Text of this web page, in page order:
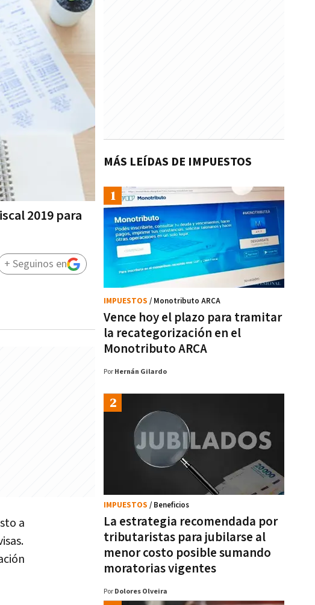
2019 para
+ Seguinos en
a
MÁS LEÍDAS DE IMPUESTOS
Vence hoy el plazo para tramitar
la recategorización en el
Monotributo ARCA
IMPUESTOS / Monotributo ARCA
Por Hernán Gilardo
La estrategia recomendada por
tributaristas para jubilarse al
menor costo posible sumando
moratorias vigentes
IMPUESTOS / Beneficios
Por Dolores Olveira